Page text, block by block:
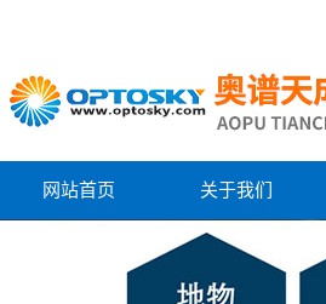
网站首页 关于我们